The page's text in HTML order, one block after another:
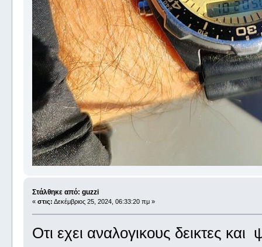
Στάλθηκε από: guzzi
« στις: Δεκέμβριος 25, 2024, 06:33:20 πμ »
Oτι εχει αναλογικους δεικτες